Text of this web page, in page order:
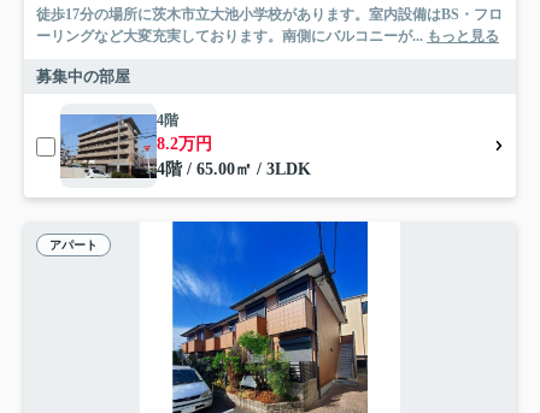
徒歩17分の場所に茨木市立大池小学校があります。室内設備はBS・フロ
ーリングなど大変充実しております。南側にバルコニーが... もっと見る
募集中の部屋
4階
8.2万円
4階 / 65.00㎡ / 3LDK
アパート